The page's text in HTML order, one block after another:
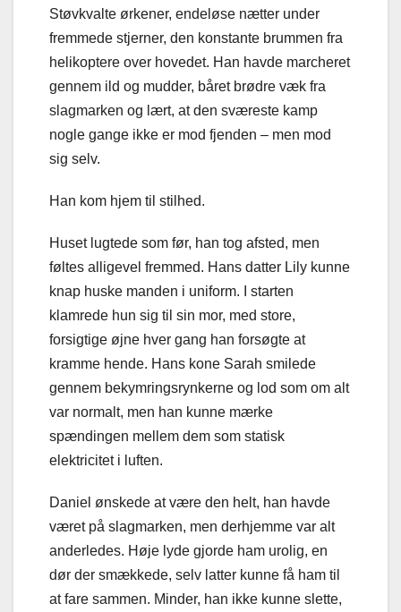
Støvkvalte ørkener, endeløse nætter under
fremmede stjerner, den konstante brummen fra
helikoptere over hovedet. Han havde marcheret
gennem ild og mudder, båret brødre væk fra
slagmarken og lært, at den sværeste kamp
nogle gange ikke er mod fjenden – men mod
sig selv.
Han kom hjem til stilhed.
Huset lugtede som før, han tog afsted, men
føltes alligevel fremmed. Hans datter Lily kunne
knap huske manden i uniform. I starten
klamrede hun sig til sin mor, med store,
forsigtige øjne hver gang han forsøgte at
kramme hende. Hans kone Sarah smilede
gennem bekymringsrynkerne og lod som om alt
var normalt, men han kunne mærke
spændingen mellem dem som statisk
elektricitet i luften.
Daniel ønskede at være den helt, han havde
været på slagmarken, men derhjemme var alt
anderledes. Høje lyde gjorde ham urolig, en
dør der smækkede, selv latter kunne få ham til
at fare sammen. Minder, han ikke kunne slette,